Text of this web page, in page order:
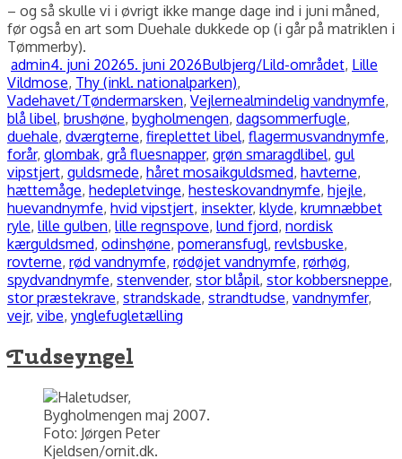
– og så skulle vi i øvrigt ikke mange dage ind i juni måned,
før også en art som Duehale dukkede op (i går på matriklen i
Tømmerby).
Forfatter
adminUdgivet
4. juni 20265. juni 2026Kategorier
Bulbjerg/Lild-området, Lille
Vildmose, Thy (inkl. nationalparken),
Vadehavet/Tøndermarsken, VejlerneTags
almindelig vandnymfe,
blå libel, brushøne, bygholmengen, dagsommerfugle,
duehale, dværgterne, fireplettet libel, flagermusvandnymfe,
forår, glombak, grå fluesnapper, grøn smaragdlibel, gul
vipstjert, guldsmede, håret mosaikguldsmed, havterne,
hættemåge, hedepletvinge, hesteskovandnymfe, hjejle,
huevandnymfe, hvid vipstjert, insekter, klyde, krumnæbbet
ryle, lille gulben, lille regnspove, lund fjord, nordisk
kærguldsmed, odinshøne, pomeransfugl, revlsbuske,
rovterne, rød vandnymfe, rødøjet vandnymfe, rørhøg,
spydvandnymfe, stenvender, stor blåpil, stor kobbersneppe,
stor præstekrave, strandskade, strandtudse, vandnymfer,
vejr, vibe, ynglefugletælling
Tudseyngel